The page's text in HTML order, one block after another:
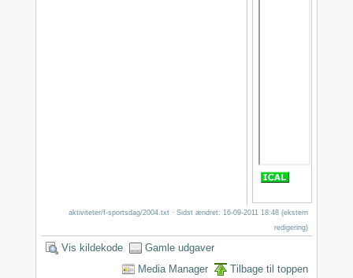
aktiviteter/f-sportsdag/2004.txt · Sidst ændret: 16-09-2011 18:48 (ekstern
redigering)
Vis kildekode
Gamle udgaver
Media Manager
Tilbage til toppen